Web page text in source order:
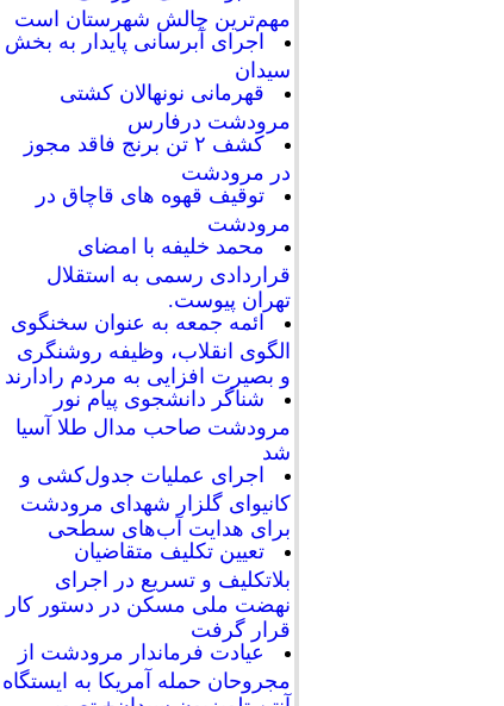
مهم‌ترین چالش شهرستان است
اجرای آبرسانی پایدار به بخش
سیدان
قهرمانی نونهالان کشتی
مرودشت درفارس
کشف ۲ تن برنج فاقد مجوز
در مرودشت
توقیف قهوه های قاچاق در
مرودشت
محمد خلیفه با امضای
قراردادی رسمی به استقلال
تهران پیوست.
ائمه جمعه به عنوان سخنگوی
الگوی انقلاب، وظیفه روشنگری
و بصیرت افزایی به مردم رادارند
شناگر دانشجوی پیام نور
مرودشت صاحب مدال طلا آسیا
شد
اجرای عملیات جدول‌کشی و
کانیوای گلزار شهدای مرودشت
برای هدایت آب‌های سطحی
تعیین تکلیف متقاضیان
بلاتکلیف و تسریع در اجرای
نهضت ملی مسکن در دستور کار
قرار گرفت
عیادت فرماندار مرودشت از
مجروحان حمله آمریکا به ایستگاه